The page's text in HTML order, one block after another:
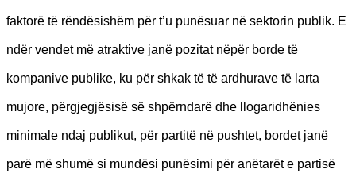
faktorë të rëndësishëm për t’u punësuar në sektorin publik. E
ndër vendet më atraktive janë pozitat nëpër borde të
kompanive publike, ku për shkak të të ardhurave të larta
mujore, përgjegjësisë së shpërndarë dhe llogaridhënies
minimale ndaj publikut, për partitë në pushtet, bordet janë
parë më shumë si mundësi punësimi për anëtarët e partisë